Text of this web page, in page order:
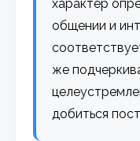
характер
общении и
же
добиться